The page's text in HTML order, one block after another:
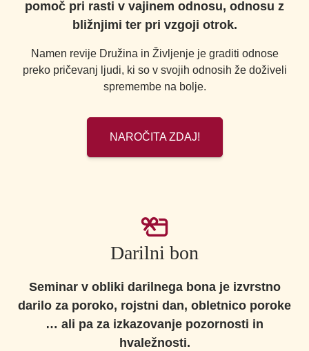
pomoč pri rasti v vajinem odnosu, odnosu z
bližnjimi ter pri vzgoji otrok.
Namen revije Družina in Življenje je graditi odnose
preko pričevanj ljudi, ki so v svojih odnosih že doživeli
spremembe na bolje.
NAROČITA ZDAJ!
Darilni bon
Seminar v obliki darilnega bona je izvrstno
darilo za poroko, rojstni dan, obletnico poroke
… ali pa za izkazovanje pozornosti in
hvaležnosti.